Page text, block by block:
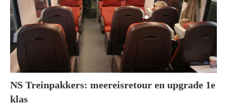
NS Treinpakkers: meereisretour en upgrade 1e
klas